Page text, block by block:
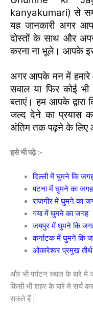
kanyakumari) से
यह जानकारी अगर
दोस्तों के साथ और
करना ना भूले। आपके
अगर आपके मन में
सवाल या फिर कोई
बताएं। हम आपके
जल्द देने का प्रयास
अंतिम तक पढ़ने के लिए
इसे भी पढ़े :-
दिल्ली में घुमने कि
पटना में घुमने का जगह
राजगीर में घुमने का
गया में घुमने का जगह
जयपुर में घुमने कि
कर्नाटक में घुमने कि
ओंकारेश्वर प्रमुख
और भी पर्यटन स्थल के बारे मे
किसी भी शहर के बारे मे सर्च
सकते हैं |